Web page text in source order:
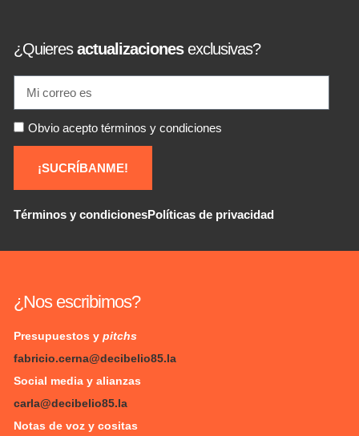
¿Quieresactualizacionesexclusivas?
Obvio acepto términos y condiciones
¡SUCRÍBANME!
Términos y condicionesPolíticas de privacidad
¿Nos escribimos?
Presupuestos y pitchs
fabricio.cerna@decibelio85.la
Social media y alianzas
carla@decibelio85.la
Notas de voz y cositas